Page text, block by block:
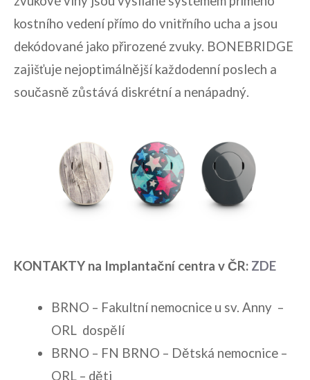
kostního vedení přímo do vnitřního ucha a jsou
dekódované jako přirozené zvuky. BONEBRIDGE
zajišťuje nejoptimálnější každodenní poslech a
současně zůstává diskrétní a nenápadný.
KONTAKTY na Implantační centra v ČR: ZDE
BRNO – Fakultní nemocnice u sv. Anny –
ORL dospělí
BRNO – FN BRNO – Dětská nemocnice –
ORL – děti